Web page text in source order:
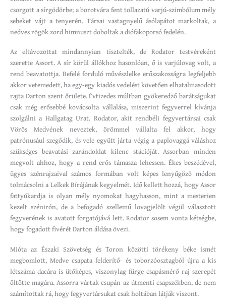
csorgott a sírgödörbe; a borotvára fent tollazatú varjú-szimbólum mély
sebeket vájt a tenyerén. Társai vastagnyelű ásólapátot markoltak, a
nedves rögök zord himnuszt doboltak a diófakoporsó fedelén.
Az eltávozottat mindannyian tisztelték, de Rodator testvéreként
szerette Assort. A sír körül állókhoz hasonlóan, ő is varjúlovag volt, a
rend beavatottja. Befelé forduló művészlelke erőszakosságra legfeljebb
akkor vetemedett, ha egy-egy kiadós vedelést követően elhatalmasodott
rajta Darton szent őrülete. Évtizedes múltban gyökeredző barátságukat
csak még erősebbé kovácsolta vállalása, miszerint fegyverrel kívánja
szolgálni a Hallgatag Urat. Rodator, akit rendbéli fegyvertársai csak
Vörös Medvének neveztek, örömmel vállalta fel akkor, hogy
patrónusául szegődik, és vele együtt járta végig a paplovaggá váláshoz
szükséges beavatási zarándoklat kilenc stációját. Assorban minden
megvolt ahhoz, hogy a rend erős támasza lehessen. Ékes beszédével,
ügyes szénrajzaival számos formában volt képes lenyűgöző módon
tolmácsolni a Lelkek Bírájának kegyelmét. Idő kellett hozzá, hogy Assor
fattyúkardja is olyan mély nyomokat hagyhasson, mint a mesterien
kezelt szénirón, de a befogadó szellemű lovagjelölt végül választott
fegyverének is avatott forgatójává lett. Rodator sosem vonta kétségbe,
hogy fogadott fivérét Darton áldása övezi.
Mióta az Északi Szövetség és Toron közötti törékeny béke ismét
megbomlott, Medve csapata felderítő- és toborzóosztagból újra a kis
létszáma dacára is ütőképes, viszonylag fürge csapásmérő raj szerepét
öltötte magára. Assorra vártak csupán az útmenti csapszékben, de nem
számítottak rá, hogy fegyvertársukat csak holtában látják viszont.